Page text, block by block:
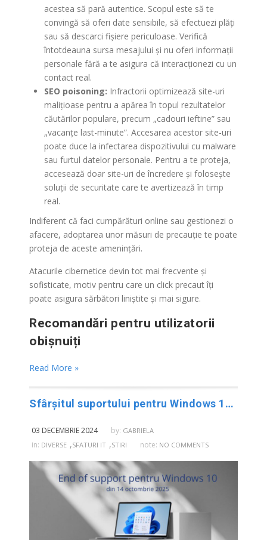
acestea să pară autentice. Scopul este să te
convingă să oferi date sensibile, să efectuezi plăți
sau să descarci fișiere periculoase. Verifică
întotdeauna sursa mesajului și nu oferi informații
personale fără a te asigura că interacționezi cu un
contact real.
SEO poisoning: Infractorii optimizează site-uri
malițioase pentru a apărea în topul rezultatelor
căutărilor populare, precum „cadouri ieftine” sau
„vacanțe last-minute”. Accesarea acestor site-uri
poate duce la infectarea dispozitivului cu malware
sau furtul datelor personale. Pentru a te proteja,
accesează doar site-uri de încredere și folosește
soluții de securitate care te avertizează în timp
real.
Indiferent că faci cumpărături online sau gestionezi o
afacere, adoptarea unor măsuri de precauție te poate
proteja de aceste amenințări.
Atacurile cibernetice devin tot mai frecvente și
sofisticate, motiv pentru care un click precaut îți
poate asigura sărbători liniștite și mai sigure.
Recomandări pentru utilizatorii
obișnuiți
Read More »
Sfârșitul suportului pentru Windows 10: când, ce înseamnă și cum să faci tranziția la Windows 11
03 DECEMBRIE 2024 by: GABRIELA
in: DIVERSE ,SFATURI IT ,STIRI note: NO COMMENTS